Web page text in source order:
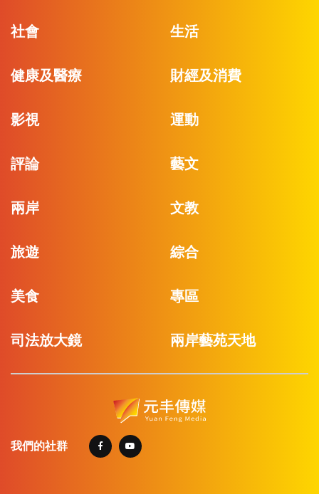
社會 生活
健康及醫療 財經及消費
影視 運動
評論 藝文
兩岸 文教
旅遊 綜合
美食 專區
司法放大鏡 兩岸藝苑天地
我們的社群